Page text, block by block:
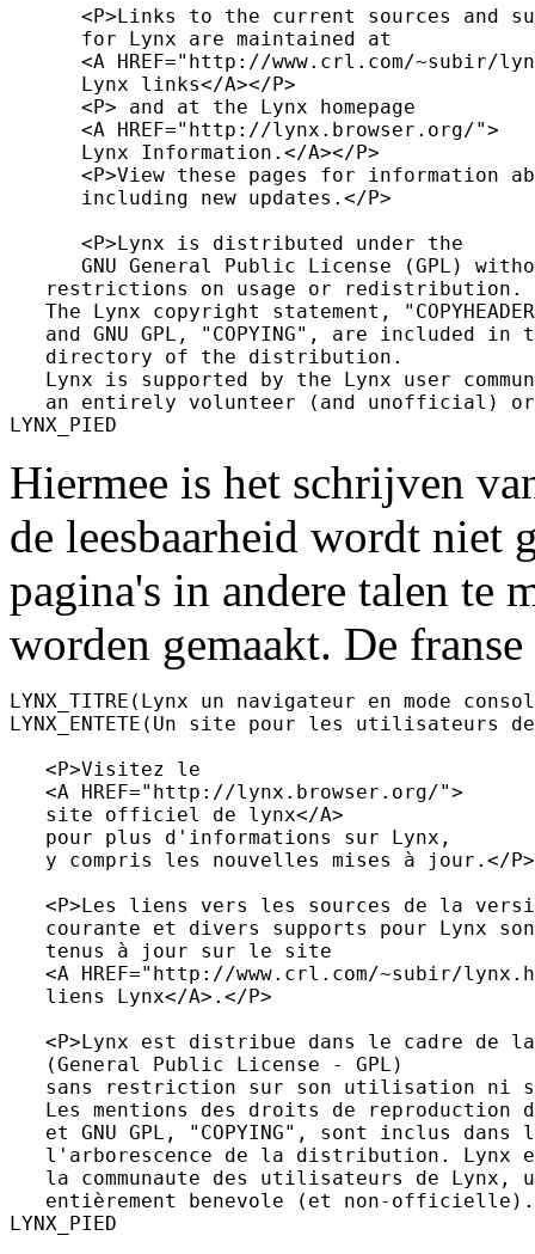
<P>Links to the current sources and
      for Lynx are maintained at
<A HREF="http://www.crl.com/~subir/
      Lynx links</A></P>
      <P> and at the Lynx homepage
      <A HREF="http://lynx.browser.org/">
      Lynx Information.</A></P>
<P>View these pages for information
      including new updates.</P>
      <P>Lynx is distributed under the
GNU General Public License (GPL)
   restrictions on usage or redistribution.
The Lynx copyright statement,
and GNU GPL, "COPYING", are included in
   directory of the distribution.
Lynx is supported by the Lynx user
an entirely volunteer (and unofficial)
Hiermee is het schrijven
de leesbaarheid wordt
pagina's in andere talen te
worden gemaakt. De
LYNX_TITRE(Lynx un navigateur en mode
LYNX_ENTETE(Un site pour les utilisateurs
   <P>Visitez le
   <A HREF="http://lynx.browser.org/">
   site officiel de lynx</A>
   pour plus d'informations sur Lynx,
   y compris les nouvelles mises à jour.</P>
<P>Les liens vers les sources de la
courante et divers supports pour Lynx
   tenus à jour sur le site
<A HREF="http://www.crl.com/~subir/
   liens Lynx</A>.</P>
<P>Lynx est distribue dans le cadre de
   (General Public License - GPL)
sans restriction sur son utilisation ni
Les mentions des droits de reproduction
et GNU GPL, "COPYING", sont inclus dans
l'arborescence de la distribution. Lynx
la communaute des utilisateurs de Lynx,
entièrement benevole (et non-